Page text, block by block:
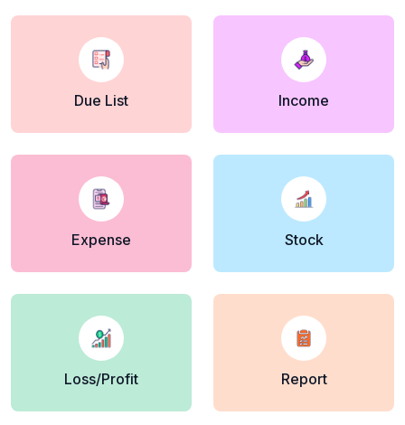
Due List Income
Expense Stock
Loss/Profit Report